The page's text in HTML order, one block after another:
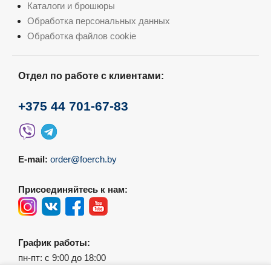
Каталоги и брошюры
Обработка персональных данных
Обработка файлов cookie
Отдел по работе с клиентами:
+375 44 701-67-83
E-mail: order@foerch.by
Присоединяйтесь к нам:
График работы:
пн-пт: с 9:00 до 18:00